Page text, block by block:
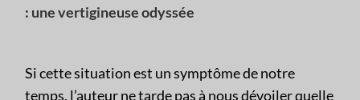
: une vertigineuse odyssée
Si cette situation est un symptôme de notre
temps, l’auteur ne tarde pas à nous dévoiler quelle